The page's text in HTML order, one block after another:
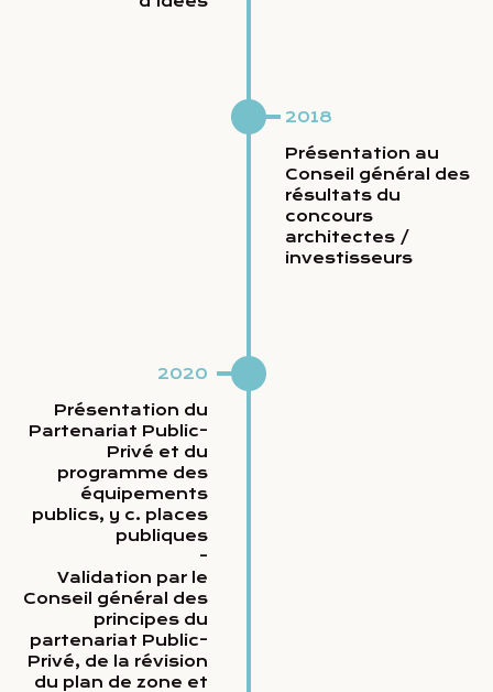
2018
Présentation au
Conseil général des
résultats du
concours
architectes /
investisseurs
2020
Présentation du
Partenariat Public-
Privé et du
programme des
équipements
publics, y c. places
publiques
-
Validation par le
Conseil général des
principes du
partenariat Public-
Privé, de la révision
du plan de zone et